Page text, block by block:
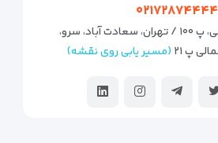
۰۲۱۷۲۸۷۴۴۴۴
تهران، ولی عصر، عاطفی، پ ۱۰۰ / تهران، سعادت آباد، سرو،
(مسیر یابی روی نقشه)